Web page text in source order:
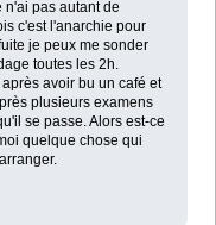
n'ai pas autant de
c'est l'anarchie pour
je peux me sonder
toutes les 2h.
avoir bu un café et
plusieurs examens
se passe. Alors est-ce
quelque chose qui